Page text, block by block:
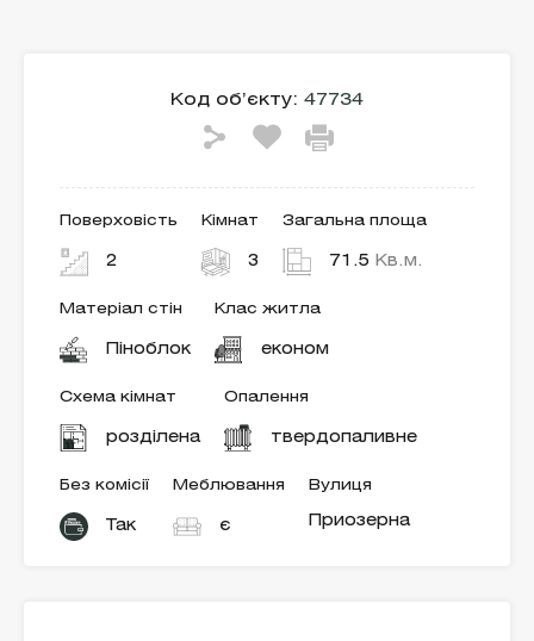
Код об’єкту: 47734
Поверховість
2
Кімнат
3
Загальна площа
71.5 Кв.м.
Матеріал стін
Піноблок
Клас житла
економ
Схема кімнат
розділена
Опалення
твердопаливне
Без комісії
Так
Меблювання
є
Вулиця
Приозерна